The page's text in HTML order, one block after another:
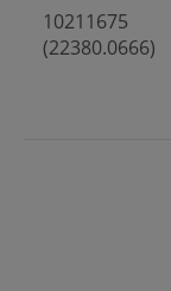
10211675
(22380.0666)